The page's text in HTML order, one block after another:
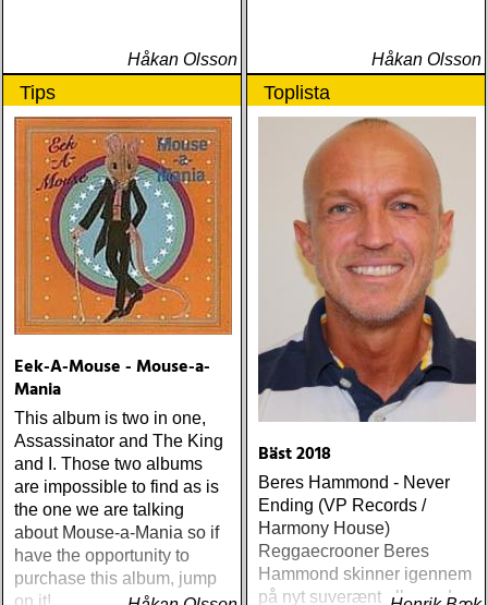
Håkan Olsson Håkan Olsson
Tips
Eek-A-Mouse - Mouse-a-
Mania
This album is two in one,
Assassinator and The King
and I. Those two albums
are impossible to find as is
the one we are talking
about Mouse-a-Mania so if
have the opportunity to
purchase this album, jump
on it!
Toplista
Bäst 2018
Beres Hammond - Never
Ending (VP Records /
Harmony House)
Reggaecrooner Beres
Hammond skinner igennem
på nyt suverænt album, der